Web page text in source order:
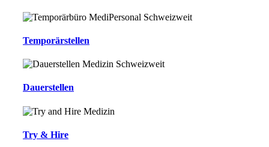
Temporärstellen
Dauerstellen
Try & Hire